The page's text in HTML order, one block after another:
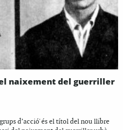
naixement del guerriller
d’acció' és el títol del nou llibre